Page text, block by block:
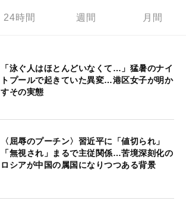
24時間 週間 月間
「泳ぐ人はほとんどいなくて…」猛暑のナイ
トプールで起きていた異変…港区女子が明か
すその実態
〈屈辱のプーチン〉習近平に「値切られ」
「無視され」まるで主従関係…苦境深刻化の
ロシアが中国の属国になりつつある背景